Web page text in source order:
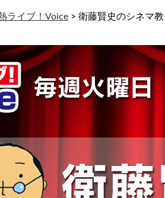
ライブ！Voice > 衛藤賢史のシネマ教